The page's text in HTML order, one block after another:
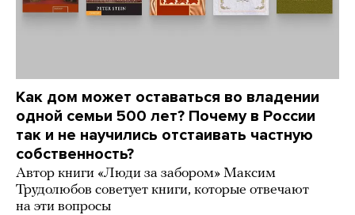
Как дом может оставаться во владении
одной семьи 500 лет? Почему в России
так и не научились отстаивать частную
собственность?
Автор книги «Люди за забором» Максим
Трудолюбов советует книги, которые отвечают
на эти вопросы